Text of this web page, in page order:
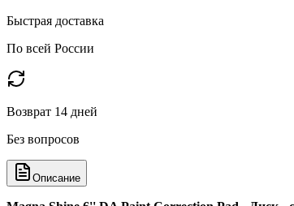
Быстрая доставка
По всей России
Возврат 14 дней
Без вопросов
Описание